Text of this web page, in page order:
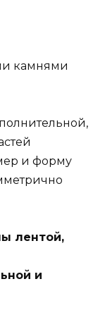
камнями
и форму
лентой,
и